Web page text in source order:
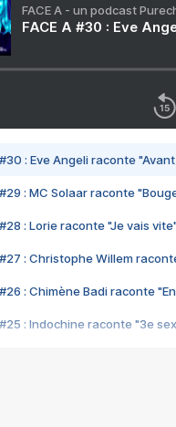
FACE A - un podcast
FACE A #30 : Eve
#30 : Eve Angeli raconte
#29 : MC Solaar raconte
#28 : Lorie raconte "Je vais vite"
#27 : Christophe Willem
#26 : Chimène Badi raconte
#25 : Indochine raconte "3e